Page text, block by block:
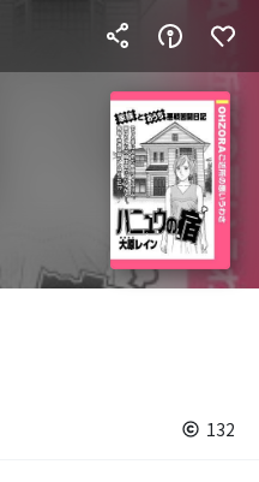
132